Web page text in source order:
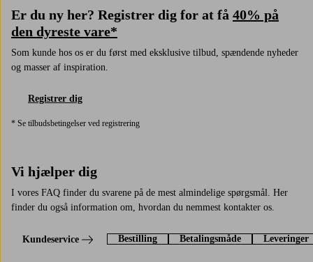
Er du ny her? Registrer dig for at få 40% på
den dyreste vare*
Som kunde hos os er du først med eksklusive tilbud, spændende nyheder
og masser af inspiration.
Registrer dig
* Se tilbudsbetingelser ved registrering
Vi hjælper dig
I vores FAQ finder du svarene på de mest almindelige spørgsmål. Her
finder du også information om, hvordan du nemmest kontakter os.
Kundeservice Bestilling Betalingsmåde Leveringer